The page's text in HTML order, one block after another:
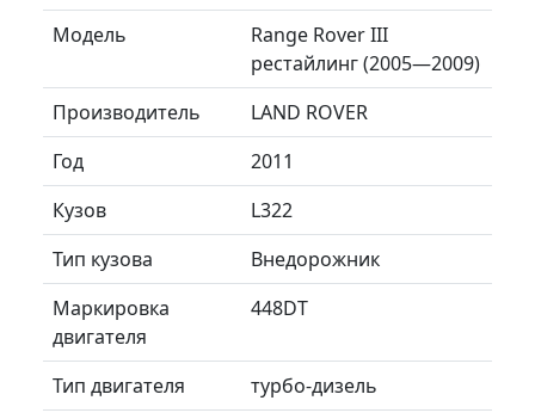
Модель
Range Rover III
рестайлинг (2005—2009)
Производитель
LAND ROVER
Год
2011
Кузов
L322
Тип кузова
Внедорожник
Маркировка
двигателя
448DT
Тип двигателя
турбо-дизель